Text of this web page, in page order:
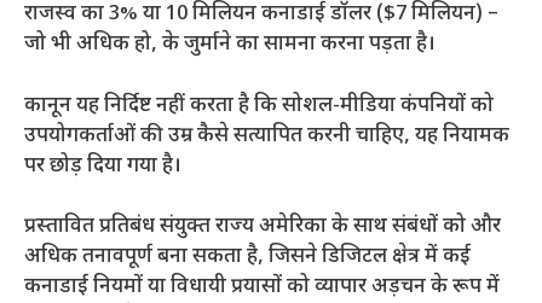
राजस्व का 3% या 10 मिलियन कनाडाई डॉलर ($7 मिलियन) –
जो भी अधिक हो, के जुर्माने का सामना करना पड़ता है।
कानून यह निर्दिष्ट नहीं करता है कि सोशल-मीडिया कंपनियों को
उपयोगकर्ताओं की उम्र कैसे सत्यापित करनी चाहिए, यह नियामक
पर छोड़ दिया गया है।
प्रस्तावित प्रतिबंध संयुक्त राज्य अमेरिका के साथ संबंधों को और
अधिक तनावपूर्ण बना सकता है, जिसने डिजिटल क्षेत्र में कई
कनाडाई नियमों या विधायी प्रयासों को व्यापार अड़चन के रूप में